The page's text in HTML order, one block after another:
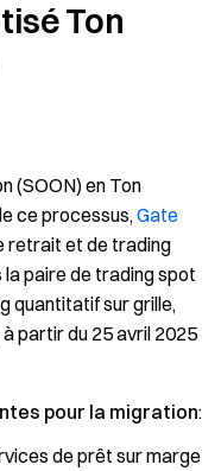
Station
Ton
(SOON) en Ton
ce processus,Gate
retrait et de trading
la paire de trading spot
quantitatif sur grille,
partir du 25 avril 2025
pour la migration:
de prêt sur marge